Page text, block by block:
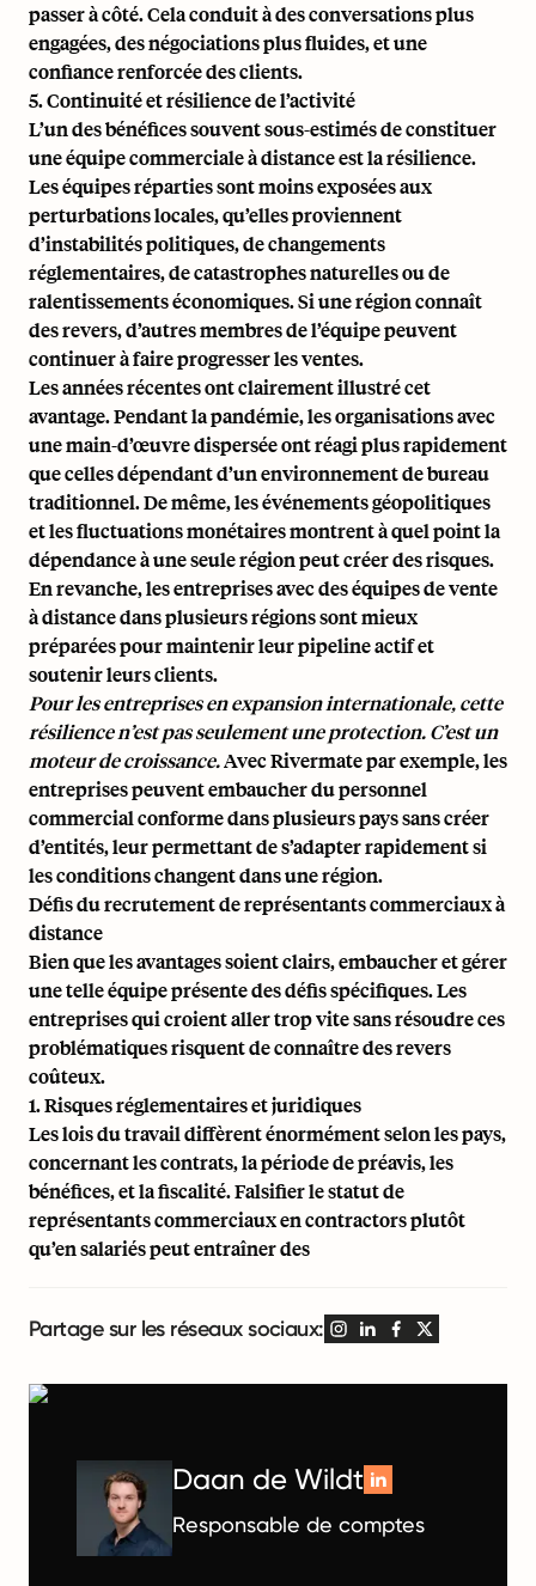
passer à côté. Cela conduit à des conversations plus
engagées, des négociations plus fluides, et une
confiance renforcée des clients.
5. Continuité et résilience de l’activité
L’un des bénéfices souvent sous-estimés de constituer
une équipe commerciale à distance est la résilience.
Les équipes réparties sont moins exposées aux
perturbations locales, qu’elles proviennent
d’instabilités politiques, de changements
réglementaires, de catastrophes naturelles ou de
ralentissements économiques. Si une région connaît
des revers, d’autres membres de l’équipe peuvent
continuer à faire progresser les ventes.
Les années récentes ont clairement illustré cet
avantage. Pendant la pandémie, les organisations avec
une main-d’œuvre dispersée ont réagi plus rapidement
que celles dépendant d’un environnement de bureau
traditionnel. De même, les événements géopolitiques
et les fluctuations monétaires montrent à quel point la
dépendance à une seule région peut créer des risques.
En revanche, les entreprises avec des équipes de vente
à distance dans plusieurs régions sont mieux
préparées pour maintenir leur pipeline actif et
soutenir leurs clients.
Pour les entreprises en expansion internationale, cette
résilience n’est pas seulement une protection. C’est un
moteur de croissance.Avec Rivermate par exemple, les
entreprises peuventembaucher du personnel
commercial conformedans plusieurs pays sans créer
d’entités, leur permettant de s’adapter rapidement si
les conditions changent dans une région.
Défis du recrutement de représentants commerciaux à
distance
Bien que les avantages soient clairs, embaucher et gérer
une telle équipe présente des défis spécifiques. Les
entreprises qui croient aller trop vite sans résoudre ces
problématiques risquent de connaître des revers
coûteux.
1. Risques réglementaires et juridiques
Les lois du travail diffèrent énormément selon les pays,
concernant les contrats, la période de préavis, les
bénéfices, et la fiscalité. Falsifier le statut de
représentants commerciaux en contractors plutôt
qu’en salariés peut entraîner des
Partage sur les réseaux sociaux:
Daan de Wildt
Responsable de comptes